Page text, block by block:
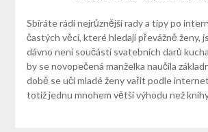
Sbíráte rádi nejrůznější rady a tipy po
častých věcí, které hledají převážně ženy,
dávno není součástí svatebních darů
by se novopečená manželka naučila
době se učí mladé ženy vařit podle
totiž jednu mnohem větší výhodu než